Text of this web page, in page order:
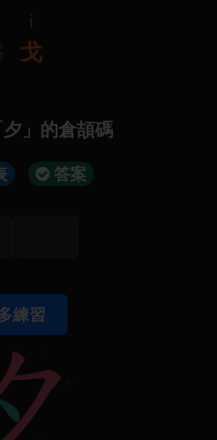
i
戈
」的倉頡碼
答案
練習